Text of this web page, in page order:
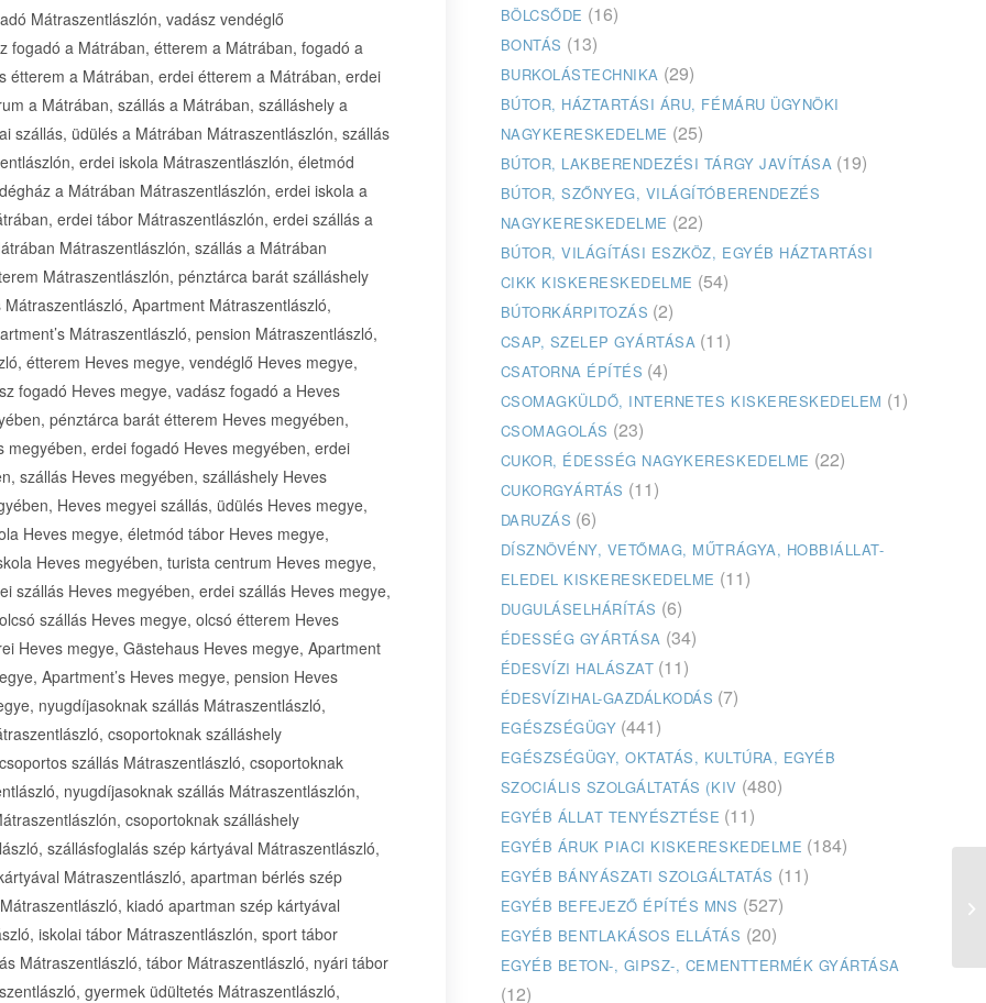
Mátraszentlászlón, vadász vendéglő
fogadó a Mátrában, étterem a Mátrában, fogadó a
a Mátrában, erdei étterem a Mátrában, erdei
a Mátrában, szállás a Mátrában, szálláshely a
szállás, üdülés a Mátrában Mátraszentlászlón, szállás
erdei iskola Mátraszentlászlón, életmód
a Mátrában Mátraszentlászlón, erdei iskola a
erdei tábor Mátraszentlászlón, erdei szállás a
Mátraszentlászlón, szállás a Mátrában
Mátraszentlászlón, pénztárca barát szálláshely
Apartment Mátraszentlászló,
Mátraszentlászló, pension Mátraszentlászló,
étterem Heves megye, vendéglő Heves megye,
fogadó Heves megye, vadász fogadó a Heves
pénztárca barát étterem Heves megyében,
erdei fogadó Heves megyében, erdei
szállás Heves megyében, szálláshely Heves
Heves megyei szállás, üdülés Heves megye,
Heves megye, életmód tábor Heves megye,
Heves megyében, turista centrum Heves megye,
szállás Heves megyében, erdei szállás Heves megye,
szállás Heves megye, olcsó étterem Heves
Heves megye, Gästehaus Heves megye, Apartment
Apartment’s Heves megye, pension Heves
nyugdíjasoknak szállás Mátraszentlászló,
csoportoknak szálláshely
szállás Mátraszentlászló, csoportoknak
nyugdíjasoknak szállás Mátraszentlászlón,
csoportoknak szálláshely
szállásfoglalás szép kártyával Mátraszentlászló,
Mátraszentlászló, apartman bérlés szép
kiadó apartman szép kártyával
iskolai tábor Mátraszentlászlón, sport tábor
Mátraszentlászló, tábor Mátraszentlászló, nyári tábor
gyermek üdültetés Mátraszentlászló,
BÖLCSŐDE (16)
BONTÁS (13)
BURKOLÁSTECHNIKA (29)
BÚTOR, HÁZTARTÁSI ÁRU, FÉMÁRU ÜGYNÖKI
NAGYKERESKEDELME (25)
BÚTOR, LAKBERENDEZÉSI TÁRGY JAVÍTÁSA (19)
BÚTOR, SZŐNYEG, VILÁGÍTÓBERENDEZÉS
NAGYKERESKEDELME (22)
BÚTOR, VILÁGÍTÁSI ESZKÖZ, EGYÉB HÁZTARTÁSI
CIKK KISKERESKEDELME (54)
BÚTORKÁRPITOZÁS (2)
CSAP, SZELEP GYÁRTÁSA (11)
CSATORNA ÉPÍTÉS (4)
CSOMAGKÜLDŐ, INTERNETES KISKERESKEDELEM (1)
CSOMAGOLÁS (23)
CUKOR, ÉDESSÉG NAGYKERESKEDELME (22)
CUKORGYÁRTÁS (11)
DARUZÁS (6)
DÍSZNÖVÉNY, VETŐMAG, MŰTRÁGYA, HOBBIÁLLAT-
ELEDEL KISKERESKEDELME (11)
DUGULÁSELHÁRÍTÁS (6)
ÉDESSÉG GYÁRTÁSA (34)
ÉDESVÍZI HALÁSZAT (11)
ÉDESVÍZIHAL-GAZDÁLKODÁS (7)
EGÉSZSÉGÜGY (441)
EGÉSZSÉGÜGY, OKTATÁS, KULTÚRA, EGYÉB
SZOCIÁLIS SZOLGÁLTATÁS (KIV (480)
EGYÉB ÁLLAT TENYÉSZTÉSE (11)
EGYÉB ÁRUK PIACI KISKERESKEDELME (184)
EGYÉB BÁNYÁSZATI SZOLGÁLTATÁS (11)
EGYÉB BEFEJEZŐ ÉPÍTÉS MNS (527)
EGYÉB BENTLAKÁSOS ELLÁTÁS (20)
EGYÉB BETON-, GIPSZ-, CEMENTTERMÉK GYÁRTÁSA
(12)